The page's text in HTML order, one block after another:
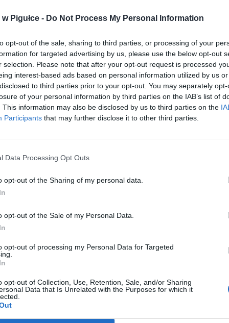
Pigułce - Do Not Process My Personal Information
opt-out of the sale, sharing to third parties, or processing of your
for targeted advertising by us, please use the below opt-out
selection. Please note that after your opt-out request is processed
interest-based ads based on personal information utilized by us
to third parties prior to your opt-out. You may separately
of your personal information by third parties on the IAB’s list of
This information may also be disclosed by us to third parties on the
Participants that may further disclose it to other third parties.
Data Processing Opt Outs
opt-out of the Sharing of my personal data.
opt-out of the Sale of my Personal Data.
opt-out of processing my Personal Data for Targeted
opt-out of Collection, Use, Retention, Sale, and/or Sharing
Data that Is Unrelated with the Purposes for which it
informujemy, że z dniem 31 marca 2019 r. operator Kina
zamieszczonym na stronie internetowej.